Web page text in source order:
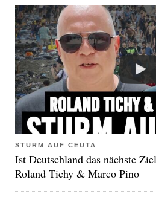
STURM AUF CEUTA
Ist Deutschland das nächste
Roland Tichy & Marco Pino